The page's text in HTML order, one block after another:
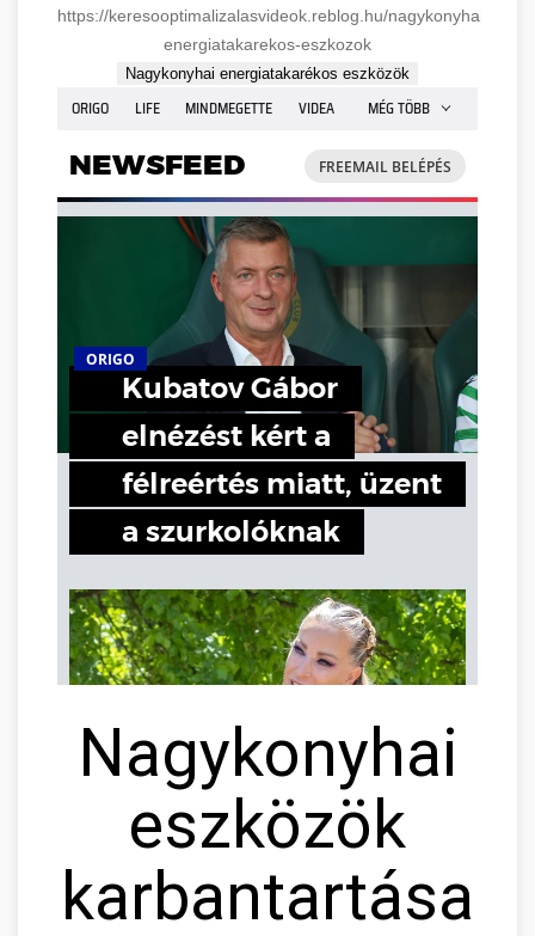
https://keresooptimalizalasvideok.reblog.hu/nagykonyhai-
energiatakarekos-eszkozok
Nagykonyhai energiatakarékos eszközök
Nagykonyhai
eszközök
karbantartása